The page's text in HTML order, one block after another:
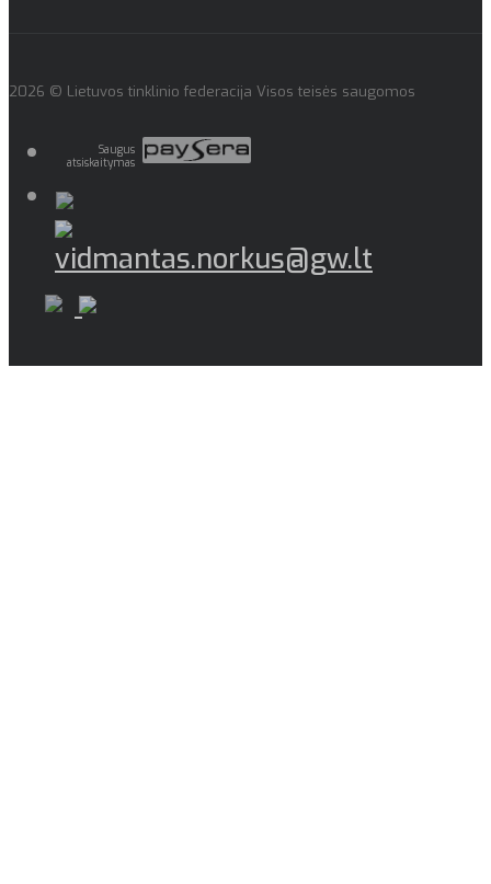
2026 © Lietuvos tinklinio federacija Visos teisės saugomos
Saugus
atsiskaitymas